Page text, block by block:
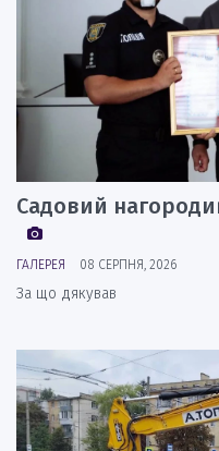
Садовий
ГАЛЕРЕЯ 08 СЕРПНЯ, 2026
За що дякував